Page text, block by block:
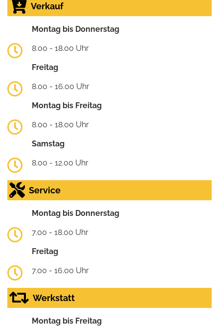
Verkauf
Montag bis Donnerstag
8.00 - 18.00 Uhr
Freitag
8.00 - 16.00 Uhr
Montag bis Freitag
8.00 - 18.00 Uhr
Samstag
8.00 - 12.00 Uhr
Service
Montag bis Donnerstag
7.00 - 18.00 Uhr
Freitag
7.00 - 16.00 Uhr
Werkstatt
Montag bis Freitag